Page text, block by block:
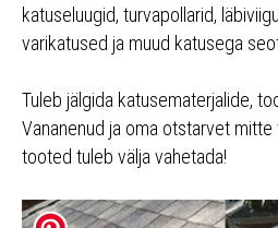
katuseluugid, turvapollarid,
varikatused ja muud katusega
Tuleb jälgida katusematerjalide,
Vananenud ja oma otstarvet
tooted tuleb välja vahetada!